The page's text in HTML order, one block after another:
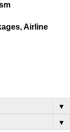
Airline
▼
▼